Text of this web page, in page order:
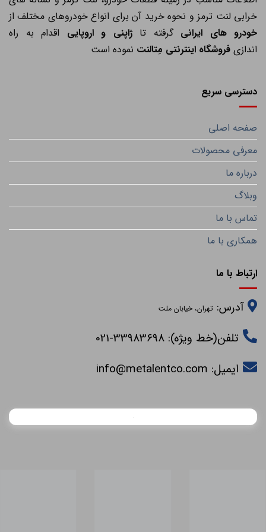
خرابی لنت ترمز و نحوه خرید آن برای انواع خودروهای مختلف از
خودرو های ایرانیگرفته تاژاپنی و اروپاییاقدام به راه
اندازیفروشگاه اینترنتی مِتالنتنموده است
دسترسی سریع
صفحه اصلی
معرفی محصولات
درباره ما
وبلاگ
تماس با ما
همکاری با ما
ارتباط با ما
آدرس: تهران، خیابان ملت
تلفن(خط ویژه): 33983698-021
ایمیل:info@metalentco.com